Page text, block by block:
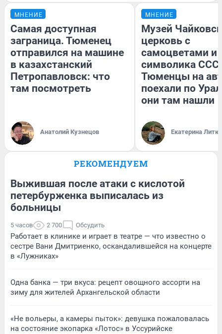
МНЕНИЕ
Самая доступная
заграница. Тюменец
отправился на машине
в казахстанский
Петропавловск: что
там посмотреть
Анатолий Кузнецов
МНЕНИЕ
Музей
церковь с
самоцветами и
символика
Тюменцы на
поехали по
они там нашли
Екатерина
РЕКОМЕНДУЕМ
Выжившая после атаки с кислотой
петербурженка выписалась из
больницы
5 часов 2 700 Обсудить
Работает в клинике и играет в театре — что известно о
сестре Вани Дмитриенко, оскандалившейся на концерте
в «Лужниках»
Одна банка — три вкуса: рецепт овощного ассорти на
зиму для жителей Архангельской области
«Не вольеры, а камеры пыток»: девушка пожаловалась
на состояние экопарка «Лотос» в Уссурийске